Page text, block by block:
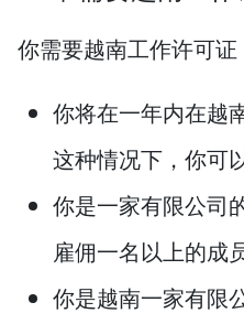
你需要越南工作许可证
你将在一年内在越
这种情况下，你可
你是一家有限公司
雇佣一名以上的成
你是越南一家有限